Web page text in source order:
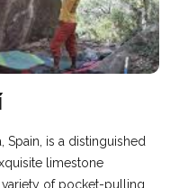
Spain, is a distinguished
limestone
of pocket-pulling